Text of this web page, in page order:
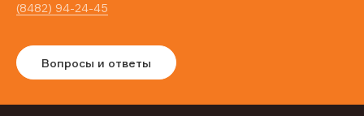
(8482) 94-24-45
Вопросы и ответы